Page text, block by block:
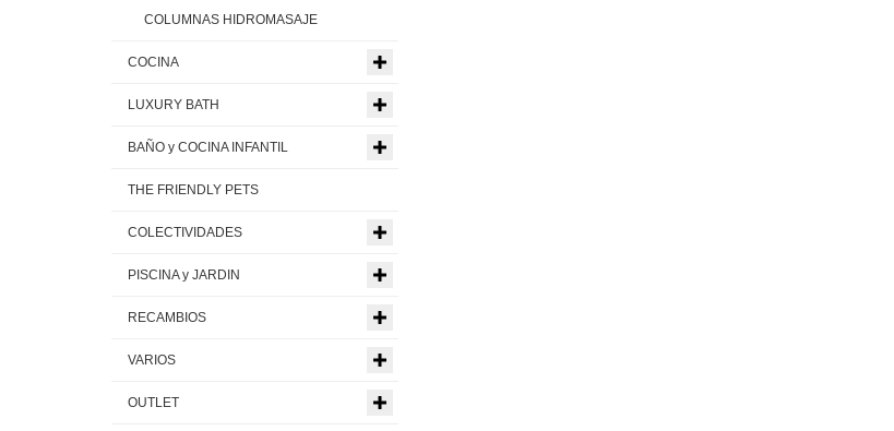
COLUMNAS HIDROMASAJE
COCINA
LUXURY BATH
BAÑO y COCINA INFANTIL
THE FRIENDLY PETS
COLECTIVIDADES
PISCINA y JARDIN
RECAMBIOS
VARIOS
OUTLET